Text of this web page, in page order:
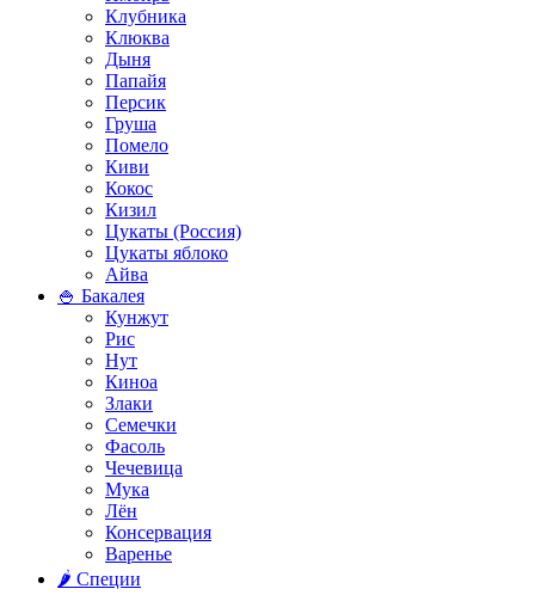
Клубника
Клюква
Дыня
Папайя
Персик
Груша
Помело
Киви
Кокос
Кизил
Цукаты (Россия)
Цукаты яблоко
Айва
🍚 Бакалея
Кунжут
Рис
Нут
Киноа
Злаки
Семечки
Фасоль
Чечевица
Мука
Лён
Консервация
Варенье
🌶️ Специи